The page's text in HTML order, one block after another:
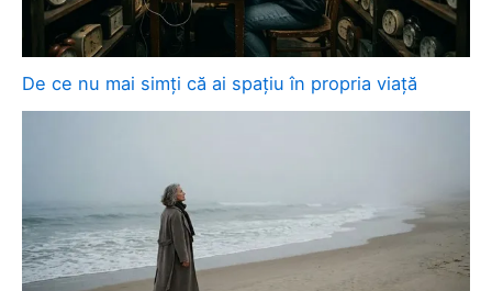
De ce nu mai simți că ai spațiu în propria viață